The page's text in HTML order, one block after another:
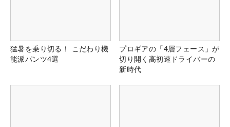
猛暑を乗り切る！ こだわり機
能派パンツ4選
プロギアの「4層フェース」が
切り開く高初速ドライバーの
新時代